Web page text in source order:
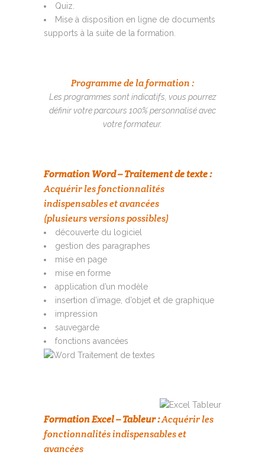
Quiz.
Mise à disposition en ligne de documents
supports à la suite de la formation.
Programme de la formation :
Les programmes sont indicatifs, vous pourrez
définir votre parcours 100% personnalisé avec
votre formateur.
Formation Word – Traitement de texte :
Acquérir les fonctionnalités
indispensables et avancées
(plusieurs versions possibles)
découverte du logiciel
gestion des paragraphes
mise en page
mise en forme
application d’un modèle
insertion d’image, d’objet et de graphique
impression
sauvegarde
fonctions avancées
Formation Excel – Tableur :Acquérir les
fonctionnalités indispensables et
avancées